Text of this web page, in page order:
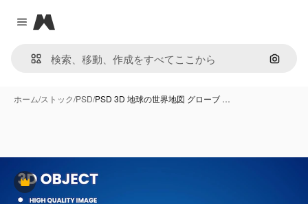
Close menu
Magnific
画像で
ホーム/ストック/PSD/PSD 3D 地球の世界地図 グローブ …
Premium